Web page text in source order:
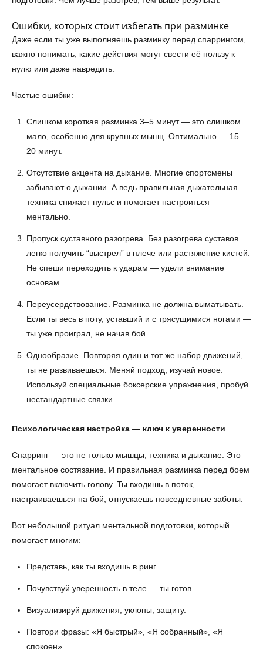
Ошибки, которых стоит избегать при разминке
Даже если ты уже выполняешь разминку перед спаррингом,
важно понимать, какие действия могут свести её пользу к
нулю или даже навредить.
Частые ошибки:
Слишком короткая разминка 3–5 минут — это слишком
мало, особенно для крупных мышц. Оптимально — 15–
20 минут.
Отсутствие акцента на дыхание. Многие спортсмены
забывают о дыхании. А ведь правильная дыхательная
техника снижает пульс и помогает настроиться
ментально.
Пропуск суставного разогрева. Без разогрева суставов
легко получить “выстрел” в плече или растяжение кистей.
Не спеши переходить к ударам — удели внимание
основам.
Переусердствование. Разминка не должна выматывать.
Если ты весь в поту, уставший и с трясущимися ногами —
ты уже проиграл, не начав бой.
Однообразие. Повторяя один и тот же набор движений,
ты не развиваешься. Меняй подход, изучай новое.
Используй специальные боксерские упражнения, пробуй
нестандартные связки.
Психологическая настройка — ключ к уверенности
Спарринг — это не только мышцы, техника и дыхание. Это
ментальное состязание. И правильная разминка перед боем
помогает включить голову. Ты входишь в поток,
настраиваешься на бой, отпускаешь повседневные заботы.
Вот небольшой ритуал ментальной подготовки, который
помогает многим:
Представь, как ты входишь в ринг.
Почувствуй уверенность в теле — ты готов.
Визуализируй движения, уклоны, защиту.
Повтори фразы: «Я быстрый», «Я собранный», «Я
спокоен».